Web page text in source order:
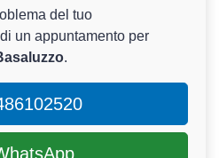
del tuo
un appuntamento per
.